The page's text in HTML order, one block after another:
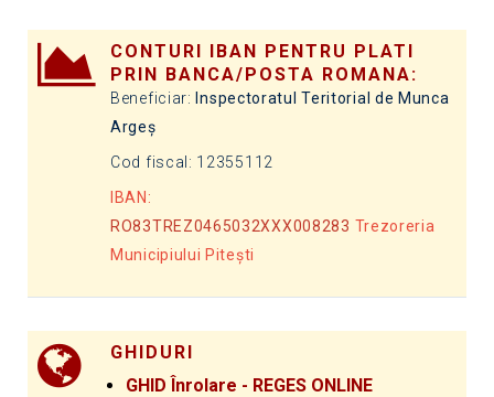
CONTURI IBAN PENTRU PLATI
PRIN BANCA/POSTA ROMANA:
Beneficiar: Inspectoratul Teritorial de Munca
Argeș
Cod fiscal: 12355112
IBAN:
RO83TREZ0465032XXX008283 Trezoreria
Municipiului Pitești
GHIDURI
GHID Înrolare - REGES ONLINE